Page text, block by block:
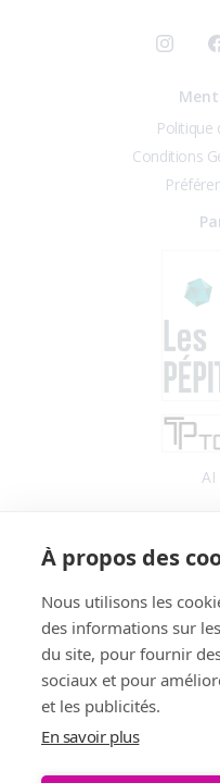
À propos des
Nous utilisons les
des informations sur
du site, pour fournir
sociaux et pour
et les publicités.
En savoir plus
Politique
Conditions
AI